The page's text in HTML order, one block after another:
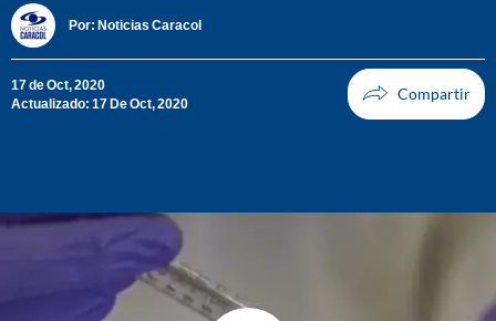
Por: Noticias Caracol
17 de Oct, 2020
Actualizado: 17 De Oct, 2020